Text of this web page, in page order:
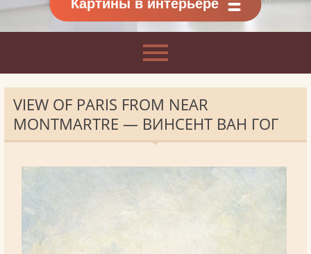
VIEW OF PARIS FROM NEAR
MONTMARTRE — ВИНСЕНТ ВАН ГОГ